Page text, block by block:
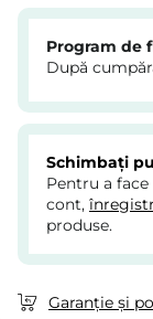
Program de
După
Schimbați
Pentru a
cont,
produse.
Garanție și